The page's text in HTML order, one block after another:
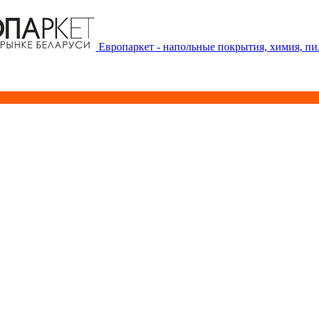
Европаркет - напольные покрытия, химия,